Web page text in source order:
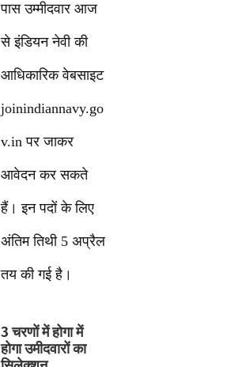
पास उम्मीदवार आज
से इंडियन नेवी की
आधिकारिक वेबसाइट
joinindiannavy.go
v.in पर जाकर
आवेदन कर सकते
हैं। इन पदों के लिए
अंतिम तिथी 5 अप्रैल
तय की गई है।
3 चरणों में होगा में
होगा उमीदवारों का